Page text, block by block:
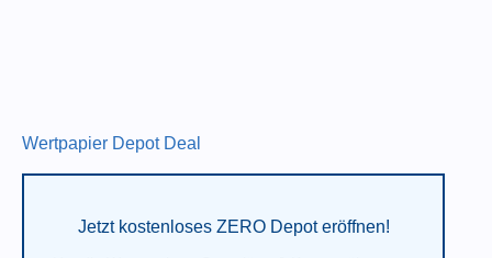
Wertpapier Depot Deal
Jetzt kostenloses ZERO Depot eröffnen!